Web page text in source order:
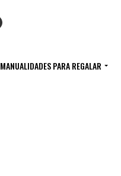
MANUALIDADES PARA REGALAR